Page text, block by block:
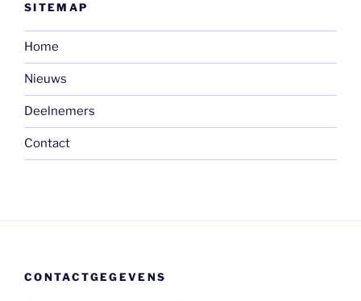
SITEMAP
Home
Nieuws
Deelnemers
Contact
CONTACTGEGEVENS